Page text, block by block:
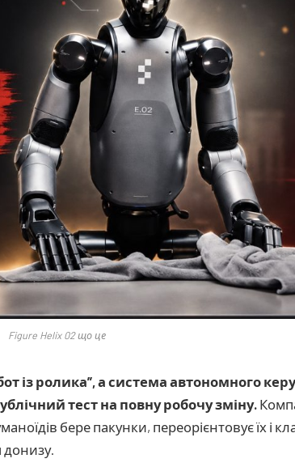
Figure Helix 02 що це
із ролика”, а система автономного
тест на повну робочу зміну.
бере пакунки, переорієнтовує їх і